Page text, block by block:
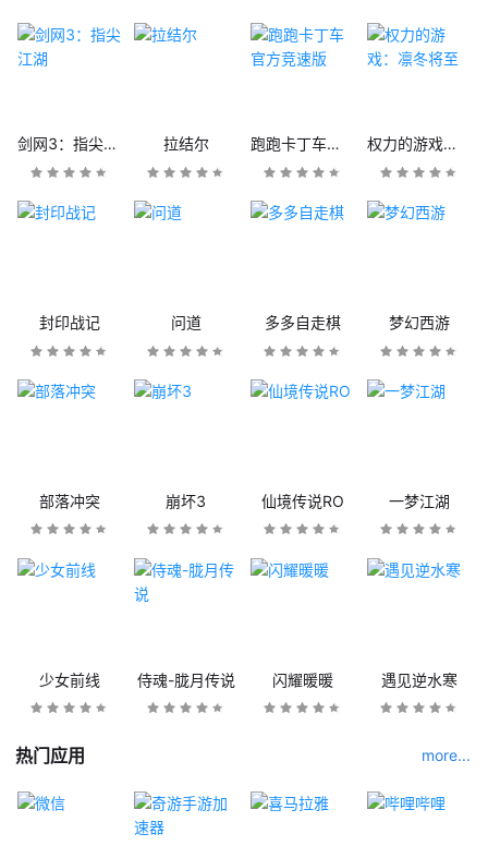
剑网3：指尖江湖 拉结尔 跑跑卡丁车官方竞速版 权力的游戏：凛冬将至
封印战记 问道 多多自走棋 梦幻西游
部落冲突 崩坏3 仙境传说RO 一梦江湖
少女前线 侍魂-胧月传说 闪耀暖暖 遇见逆水寒
热门应用 more...